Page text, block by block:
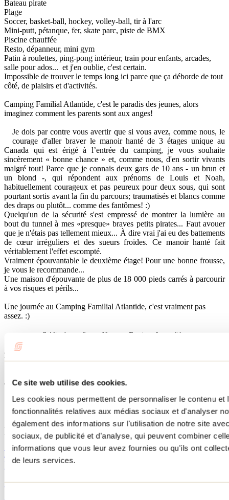
Ce site web utilise des cookies.
Les cookies nous permettent de personnaliser le contenu
fonctionnalités relatives aux médias sociaux et d'analyser
également des informations sur l'utilisation de notre site
sociaux, de publicité et d'analyse, qui peuvent combiner
informations que vous leur avez fournies ou qu'ils ont
de leurs services.
Bateau pirate
Plage
Soccer, basket-ball, hockey, volley-ball, tir à l'arc
Mini-putt, pétanque, fer, skate parc, piste de BMX
Piscine chauffée
Resto, dépanneur, mini gym
Patin à roulettes, ping-pong intérieur, train pour enfants, arcades,
salle pour ados... et j'en oublie, c'est certain.
Impossible de trouver le temps long ici parce que ça déborde de tout
côté, de plaisirs et d'activités.
Camping Familial Atlantide, c'est le paradis des jeunes, alors
imaginez comment les parents sont aux anges!
Je dois par contre vous avertir que si vous avez, comme nous, le
courage d'aller braver le manoir hanté de 3 étages unique au
Canada qui est érigé à l’entrée du camping, je vous souhaite
sincèrement « bonne chance » et, comme nous, d'en sortir vivants
malgré tout! Parce que je connais deux gars de 10 ans - un brun et
un blond -, qui répondent aux prénoms de Louis et Noah,
habituellement courageux et pas peureux pour deux sous, qui sont
pourtant sortis avant la fin du parcours; traumatisés et blancs comme
des draps ou plutôt... comme des fantômes! :)
Quelqu'un de la sécurité s'est empressé de montrer la lumière au
bout du tunnel à mes «presque» braves petits pirates... Faut avouer
que je n'étais pas tellement mieux... À dire vrai j'ai eu des battements
de cœur irréguliers et des sueurs froides. Ce manoir hanté fait
véritablement l'effet escompté.
Vraiment épouvantable le deuxième étage! Pour une bonne frousse,
je vous le recommande...
Une maison d'épouvante de plus de 18 000 pieds carrés à parcourir
à vos risques et périls...
Une journée au Camping Familial Atlantide, c'est vraiment pas
assez. :)
Crédit photo : Jimmy Vigneux, Tourisme Lanaudière
Complexe Atlantide
11155, route 335
J0K 1Z0
Site Web
Tourisme Lanaudière www.lanaudiere.ca
Publications reliées
Prochaine destination : Saint-Côme – Du plein air à
la pelletée pour le reste de l'hiver!
31 mars 2017Par : Julie Beauséjour